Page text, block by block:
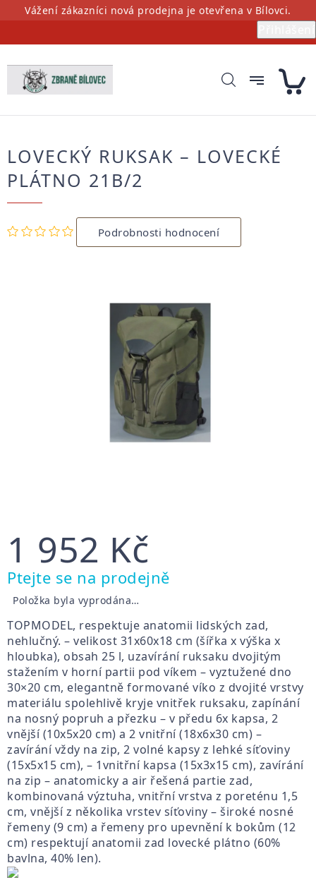
PřejítVážení zákazníci nová prodejna je otevřena v Bílovci.
LOVECKÝ RUKSAK – LOVECKÉ
PLÁTNO 21B/2
Průměrné
hodnocení
produktu
Podrobnosti hodnocení
1 952 Kč
Měrná
cena:
Ptejte se na prodejně
Položka byla vyprodána…
TOPMODEL, respektuje anatomii lidských zad,
nehlučný. – velikost 31x60x18 cm (šířka x výška x
hloubka), obsah 25 l, uzavírání ruksaku dvojitým
stažením v horní partii pod víkem – vyztužené dno
30×20 cm, elegantně formované víko z dvojité vrstvy
materiálu spolehlivě kryje vnitřek ruksaku, zapínání
na nosný popruh a přezku – v předu 6x kapsa, 2
vnější (10x5x20 cm) a 2 vnitřní (18x6x30 cm) –
zavírání vždy na zip, 2 volné kapsy z lehké síťoviny
(15x5x15 cm), – 1vnitřní kapsa (15x3x15 cm), zavírání
na zip – anatomicky a air řešená partie zad,
kombinovaná výztuha, vnitřní vrstva z poreténu 1,5
cm, vnější z několika vrstev síťoviny – široké nosné
řemeny (9 cm) a řemeny pro upevnění k bokům (12
cm) respektují anatomii zad lovecké plátno (60%
bavlna, 40% len).